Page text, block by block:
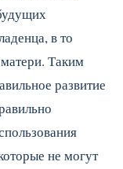
в то
Таким
развитие
не могут